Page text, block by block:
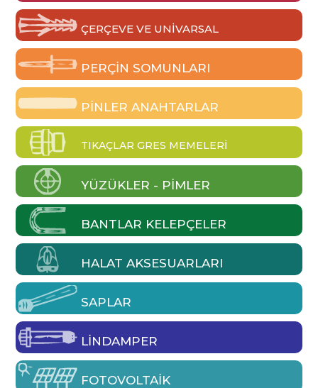
ÇERÇEVE VE UNIVARSAL
PERÇIN SOMUNLARI
PINLER ANAHTARLAR
TIKAÇLAR GRES MEMELERI
YÜZÜKLER - PIMLER
BANTLAR KELEPÇELER
HALAT AKSESUARLARI
SAPLAR
LINDAMPER
FOTOVOLTAIK